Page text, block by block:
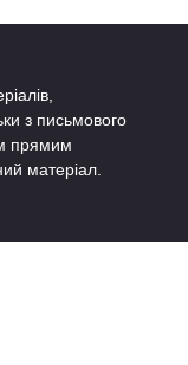
з письмового
прямим
матеріал.